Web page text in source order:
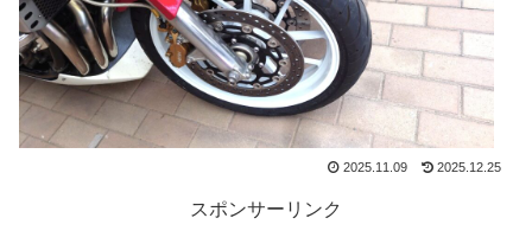
2025.11.09 2025.12.25
スポンサーリンク